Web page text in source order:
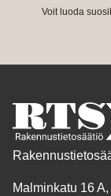
Voit luoda
Malminkatu 16